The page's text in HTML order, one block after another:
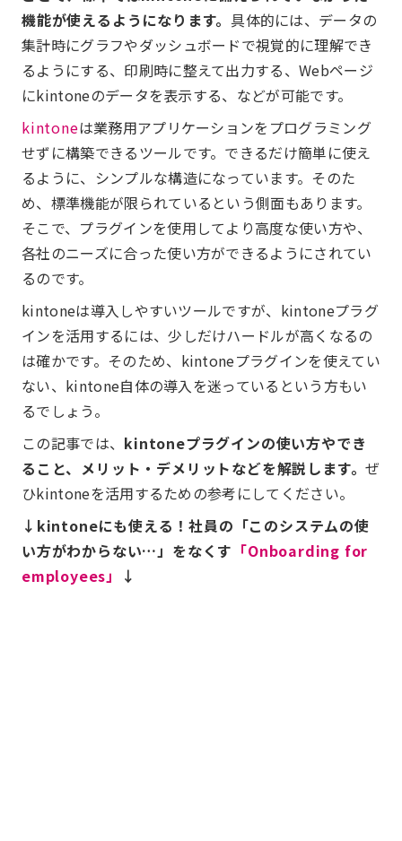
機能が使えるようになります。 具体的には、データの
集計時にグラフやダッシュボードで視覚的に理解でき
るようにする、印刷時に整えて出力する、Webページ
にkintoneのデータを表示する、などが可能です。
kintoneは業務用アプリケーションをプログラミング
せずに構築できるツールです。できるだけ簡単に使え
るように、シンプルな構造になっています。そのた
め、標準機能が限られているという側面もあります。
そこで、プラグインを使用してより高度な使い方や、
各社のニーズに合った使い方ができるようにされてい
るのです。
kintoneは導入しやすいツールですが、kintoneプラグ
インを活用するには、少しだけハードルが高くなるの
は確かです。そのため、kintoneプラグインを使えてい
ない、kintone自体の導入を迷っているという方もい
るでしょう。
この記事では、 kintoneプラグインの使い方やでき
ること、メリット・デメリットなどを解説します。ぜ
ひkintoneを活用するための参考にしてください。
↓kintoneにも使える！社員の「このシステムの使
い方がわからない…」をなくす 「Onboarding for
employees」
↓